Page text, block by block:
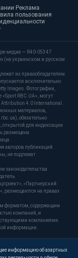
·Реклама·
пользования·
·
медиа — R40-05347
(на украинском и русском
их правообладателям.
исключительно
Images. Фотографии,
RBC.UA», могут
Attribution 4.0 International.
материалов,
обязательно
для индексации
размещена
авторов публикаций.
не подлежат
законодательства
«Партнерский
размещаются на правах
форматом, содержащим
компаний, и
компаниями.
информации.
информацию об азартных